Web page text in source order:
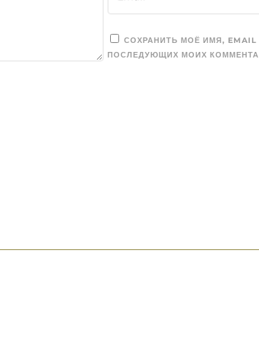
СОХРАНИТЬ МОЁ ИМЯ,
ПОСЛЕДУЮЩИХ МОИХ